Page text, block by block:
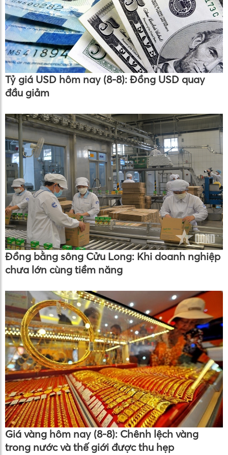
Tỷ giá USD hôm nay (8-8): Đồng USD quay
đầu giảm
Đồng bằng sông Cửu Long: Khi doanh nghiệp
chưa lớn cùng tiềm năng
Giá vàng hôm nay (8-8): Chênh lệch vàng
trong nước và thế giới được thu hẹp